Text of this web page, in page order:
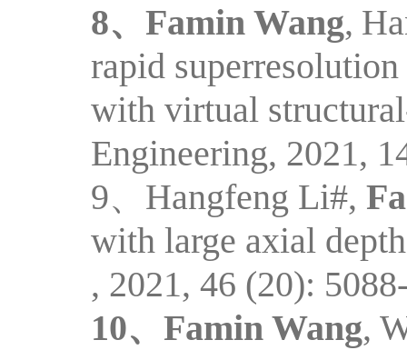
8、 Famin Wang,
rapid
with virtual
Engineering, 2021,
9、 Hangfeng Li#,
with large axial
, 2021, 46 (20):
10、 Famin Wang,